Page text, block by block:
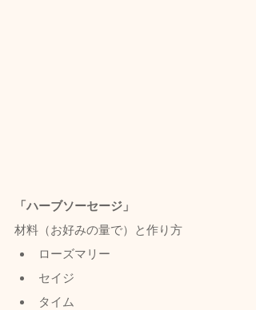
「ハーブソーセージ」
材料（お好みの量で）と作り方
ローズマリー
セイジ
タイム